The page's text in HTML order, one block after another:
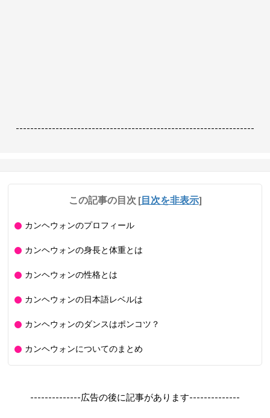
------------------------------------------------------------------
この記事の目次 [目次を非表示]
カンヘウォンのプロフィール
カンヘウォンの身長と体重とは
カンヘウォンの性格とは
カンヘウォンの日本語レベルは
カンヘウォンのダンスはポンコツ？
カンヘウォンについてのまとめ
--------------広告の後に記事があります--------------